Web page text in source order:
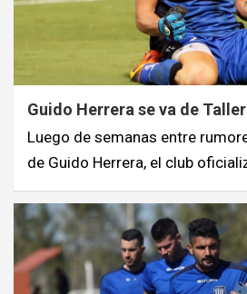
Guido Herrera se va de
Luego de semanas entre
de Guido Herrera, el club